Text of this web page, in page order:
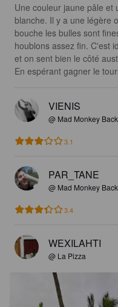
Une couleur jaune pâle et
blanche. Il y a une légère
bouche les bulles sont
houblons assez fin. C'est
et on sent bien le côté
En espérant gagner le
VIENIS
@ Mad Monkey
3.1
PAR_TANE
@ Mad Monkey
3.4
WEXILAHTI
@ La Pizza